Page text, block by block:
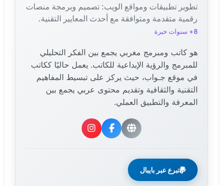
تطوير تطبيقات ومواقع الويب: تصميم وبرمجة منصات
رقمية متقدمة ومتوافقة مع أحدث المعايير التقنية.
8+ سنوات خبرة
هو كاتب ومبرمج مغربي يجمع بين الفكر التحليلي
للمبرمج والرؤية الإبداعية للكاتب. يعمل حاليًا ككاتب
في موقع جـواب، حيث يركز على تبسيط المفاهيم
التقنية والثقافية وتقديم محتوى عربي يجمع بين
المعرفة والتطبيق العملي.
تبرع عبر بايبال